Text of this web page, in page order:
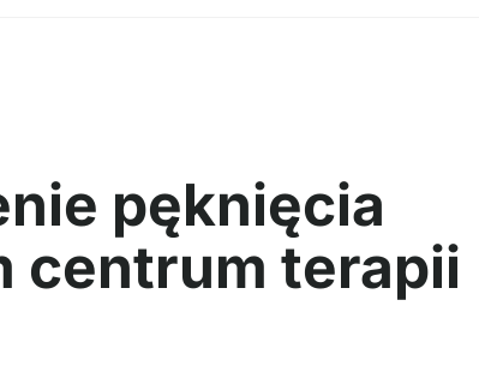
pęknięcia
centrum terapii